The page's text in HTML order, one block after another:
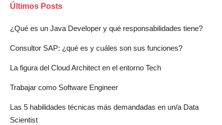
Últimos Posts
¿Qué es un Java Developer y qué responsabilidades tiene?
Consultor SAP: ¿qué es y cuáles son sus funciones?
La figura del Cloud Architect en el entorno Tech
Trabajar como Software Engineer
Las 5 habilidades técnicas más demandadas en un/a Data
Scientist